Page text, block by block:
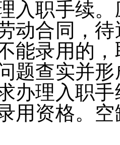
入职手续
动合同，
能录用的
题查实并
办理入职
用资格。